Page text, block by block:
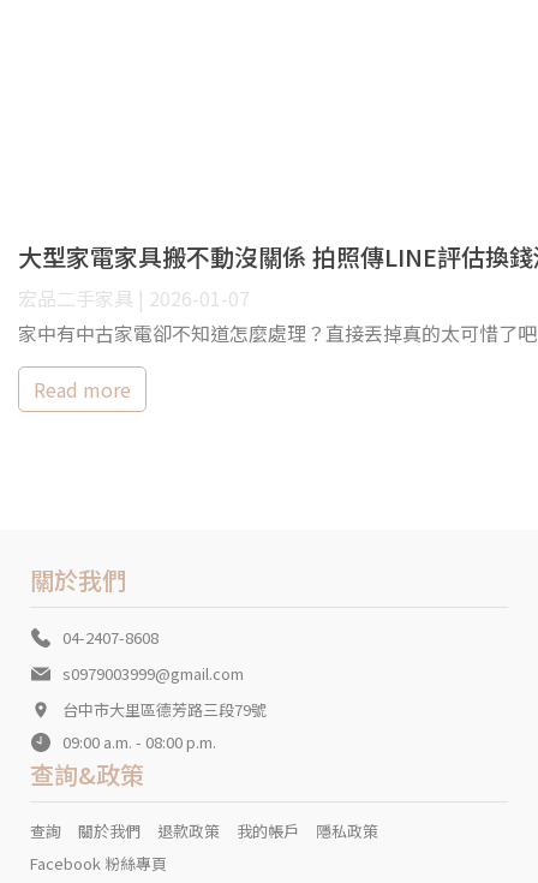
大型家電家具搬不動沒關係 拍照傳LINE評估換
宏品二手家具 | 2026-01-07
家中有中古家電卻不知道怎麼處理？直接丟掉真的太可惜
Read more
關於我們
04-2407-8608
s0979003999@gmail.com
台中市大里區德芳路三段79號
09:00 a.m. - 08:00 p.m.
查詢&政策
查詢 關於我們 退款政策 我的帳戶
隱私政策
Facebook 粉絲專頁